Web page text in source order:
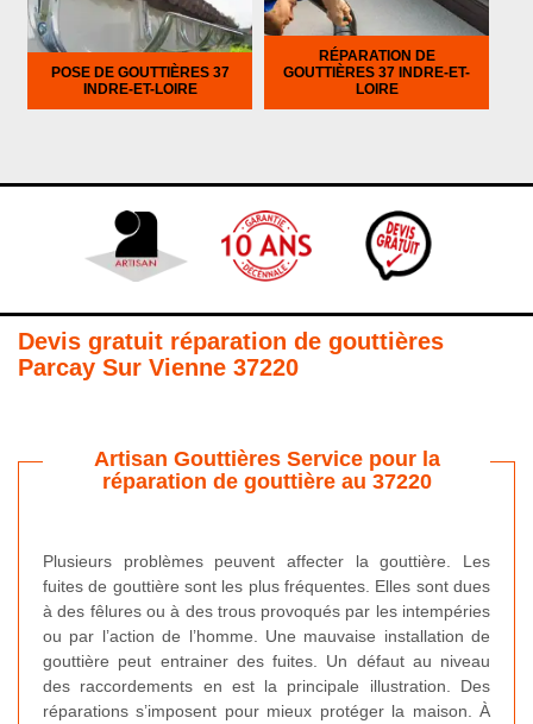
POSE DE GOUTTIÈRES 37
INDRE-ET-LOIRE
RÉPARATION DE
GOUTTIÈRES 37 INDRE-ET-
LOIRE
Devis gratuit réparation de gouttières
Parcay Sur Vienne 37220
Artisan Gouttières Service pour la
réparation de gouttière au 37220
Plusieurs problèmes peuvent affecter la gouttière. Les
fuites de gouttière sont les plus fréquentes. Elles sont dues
à des fêlures ou à des trous provoqués par les intempéries
ou par l’action de l’homme. Une mauvaise installation de
gouttière peut entrainer des fuites. Un défaut au niveau
des raccordements en est la principale illustration. Des
réparations s’imposent pour mieux protéger la maison. À